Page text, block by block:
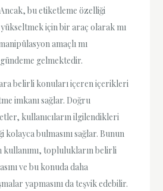
bu etiketleme özelliği
için bir araç olarak mı
amaçlı mı
gelmektedir.
belirli konuları içeren içerikleri
imkanı sağlar. Doğru
kullanıcıların ilgilendikleri
bulmasını sağlar. Bunun
kullanımı, toplulukların belirli
ve bu konuda daha
yapmasını da teşvik edebilir.